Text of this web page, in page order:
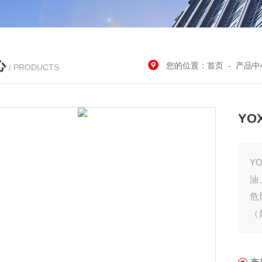
/ PRODUCTS 您的位置：首页 - 产品
油
危